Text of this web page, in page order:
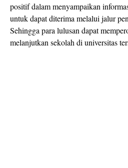
positif dalam menyampaikan
untuk dapat diterima melalui jalur
Sehingga para lulusan dapat
melanjutkan sekolah di universitas